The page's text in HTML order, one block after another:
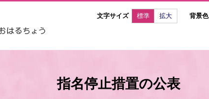
文字サイズ 標準 拡大 背景色
指名停止措置の公表